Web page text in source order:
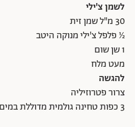
לשמן צ'ילי
30 מ"ל שמן זית
½ פלפל צ'ילי מנוקה היטב
1 שן שום
מעט מלח
להגשה
צרור פטרוזיליה
3 כפות טחינה גולמית מדוללת במים ומלח (לא חובה)